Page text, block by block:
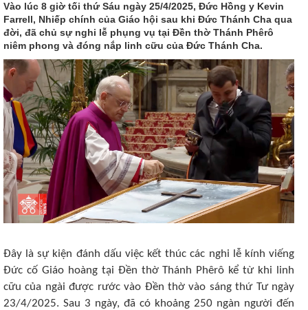
Vào lúc 8 giờ tối thứ Sáu ngày 25/4/2025, Đức Hồng y Kevin
Farrell, Nhiếp chính của Giáo hội sau khi Đức Thánh Cha qua
đời, đã chủ sự nghi lễ phụng vụ tại Đền thờ Thánh Phêrô
niêm phong và đóng nắp linh cữu của Đức Thánh Cha.
Đây là sự kiện đánh dấu việc kết thúc các nghi lễ kính viếng
Đức cố Giáo hoàng tại Đền thờ Thánh Phêrô kể từ khi linh
cữu của ngài được rước vào Đền thờ vào sáng thứ Tư ngày
23/4/2025. Sau 3 ngày, đã có khoảng 250 ngàn người đến